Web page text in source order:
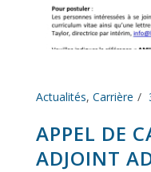
Actualités, Carrière
APPEL DE
ADJOINT